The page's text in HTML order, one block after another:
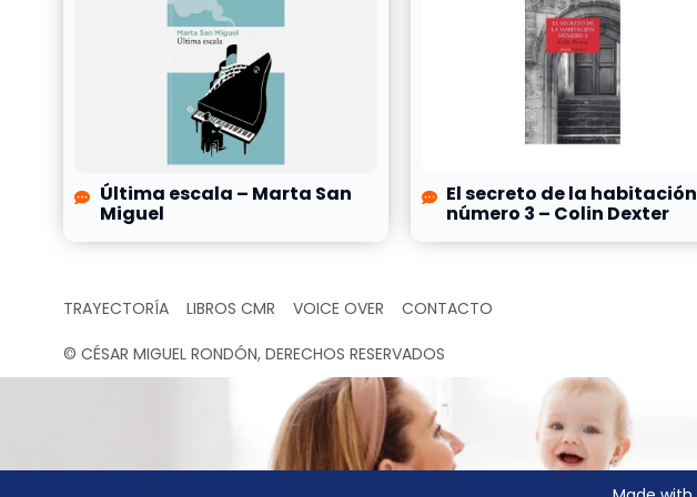
Última escala – Marta San
Miguel
El secreto de la habitación
número 3 – Colin Dexter
TRAYECTORÍA LIBROS CMR VOICE OVER CONTACTO
© CÉSAR MIGUEL RONDÓN, DERECHOS RESERVADOS